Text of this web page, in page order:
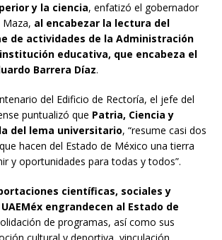
y la ciencia, enfatizó el gobernador
al encabezar la lectura del
de actividades de la Administración
institución educativa, que encabeza el
Barrera Díaz.
del Edificio de Rectoría, el jefe del
puntualizó que Patria, Ciencia y
del lema universitario, “resume casi dos
hacen del Estado de México una tierra
y oportunidades para todas y todos”.
científicas, sociales y
engrandecen al Estado de
de programas, así como sus